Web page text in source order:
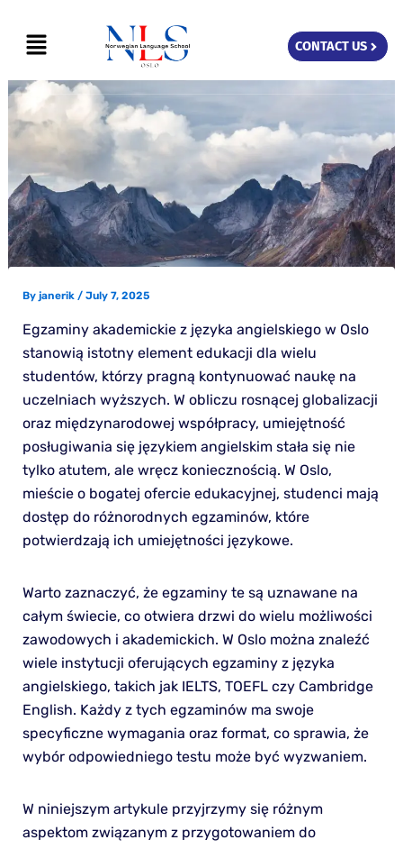
content
Menu CONTACT US
By janerik / July 7, 2025
Egzaminy akademickie z języka angielskiego w Oslo
stanowią istotny element edukacji dla wielu
studentów, którzy pragną kontynuować naukę na
uczelniach wyższych. W obliczu rosnącej globalizacji
oraz międzynarodowej współpracy, umiejętność
posługiwania się językiem angielskim stała się nie
tylko atutem, ale wręcz koniecznością. W Oslo,
mieście o bogatej ofercie edukacyjnej, studenci mają
dostęp do różnorodnych egzaminów, które
potwierdzają ich umiejętności językowe.
Warto zaznaczyć, że egzaminy te są uznawane na
całym świecie, co otwiera drzwi do wielu możliwości
zawodowych i akademickich. W Oslo można znaleźć
wiele instytucji oferujących egzaminy z języka
angielskiego, takich jak IELTS, TOEFL czy Cambridge
English. Każdy z tych egzaminów ma swoje
specyficzne wymagania oraz format, co sprawia, że
wybór odpowiedniego testu może być wyzwaniem.
W niniejszym artykule przyjrzymy się różnym
aspektom związanym z przygotowaniem do